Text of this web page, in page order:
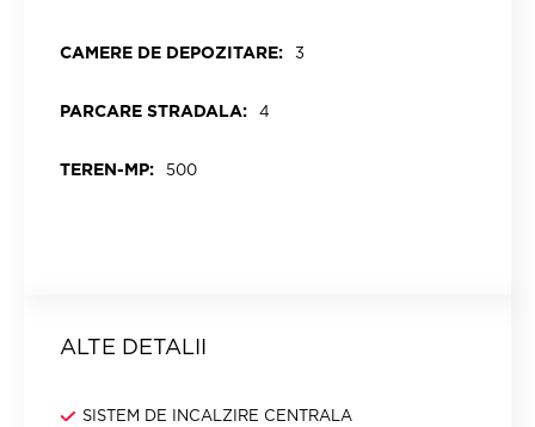
CAMERE DE DEPOZITARE: 3
PARCARE STRADALA: 4
TEREN-MP: 500
ALTE DETALII
SISTEM DE INCALZIRE CENTRALA